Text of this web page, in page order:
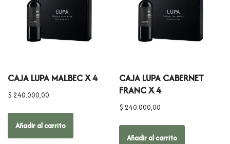
CAJA LUPA MALBEC X 4
$ 240.000,00
Añadir al carrito
CAJA LUPA CABERNET
FRANC X 4
$ 240.000,00
Añadir al carrito